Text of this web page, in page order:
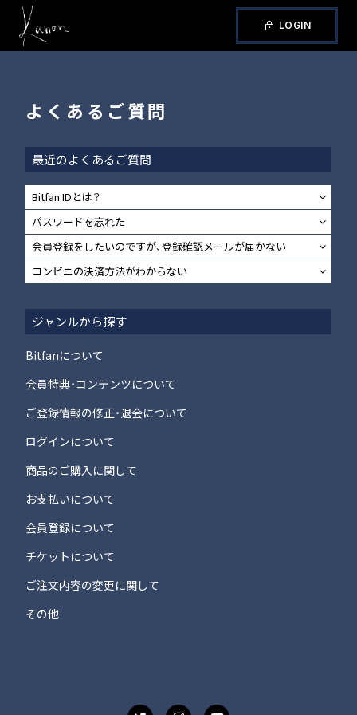
LOGIN
よくあるご質問
最近のよくあるご質問
Bitfan IDとは？
パスワードを忘れた
会員登録をしたいのですが、登録確認メールが届かない
コンビニの決済方法がわからない
ジャンルから探す
Bitfanについて
会員特典・コンテンツについて
ご登録情報の修正・退会について
ログインについて
商品のご購入に関して
お支払いについて
会員登録について
チケットについて
ご注文内容の変更に関して
その他